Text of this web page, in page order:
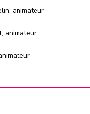
animateur
animateur